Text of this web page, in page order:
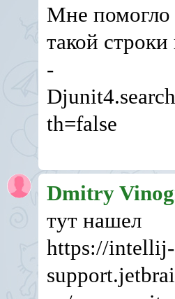
Мне помогло
такой
-
th=false
Dmitry
тут нашел
https://intellij-